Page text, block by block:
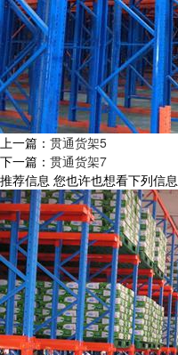
上一篇： 贯通货架5
下一篇： 贯通货架7
推荐信息 您也许也想看下列信息